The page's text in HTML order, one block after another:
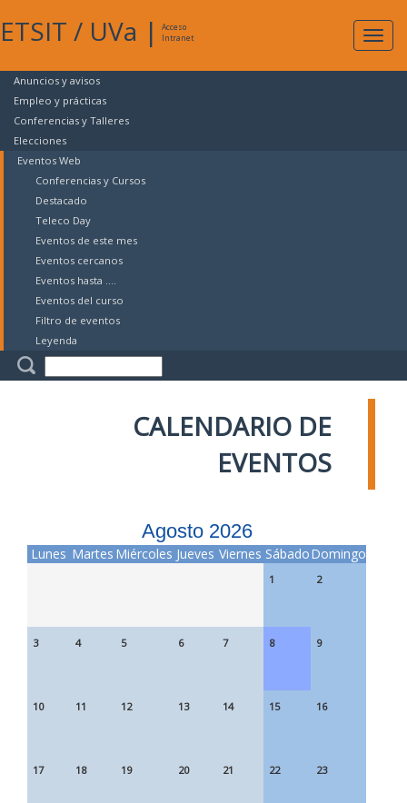
ETSIT / UVa |
Acceso
Intranet
Anuncios y avisos
Empleo y prácticas
Conferencias y Talleres
Elecciones
Eventos Web
Conferencias y Cursos
Destacado
Teleco Day
Eventos de este mes
Eventos cercanos
Eventos hasta ....
Eventos del curso
Filtro de eventos
Leyenda
CALENDARIO DE
EVENTOS
Agosto 2026
Lunes Martes Miércoles Jueves Viernes SábadoDomingo
1 2
3 4 5 6 7 8 9
10 11 12 13 14 15 16
17 18 19 20 21 22 23